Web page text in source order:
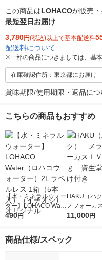
この商品はLOHACOが販売・
最短翌日お届け
3,780円(税込)以上で基本配送料
配送料について
※一部の商品につきましては、基
在庫確認住所：東京都にお届け
賞味期限/使用期限・返品につ
こちらの商品もおすすめ
【水・ミネラルウォー
ター】LOHACO Wate
r（ロハコウォータ
シ） オリジナル
490円
HAKU（ハ
ノフォーカ
5ｇ 資生堂
11,000円
商品仕様/スペック